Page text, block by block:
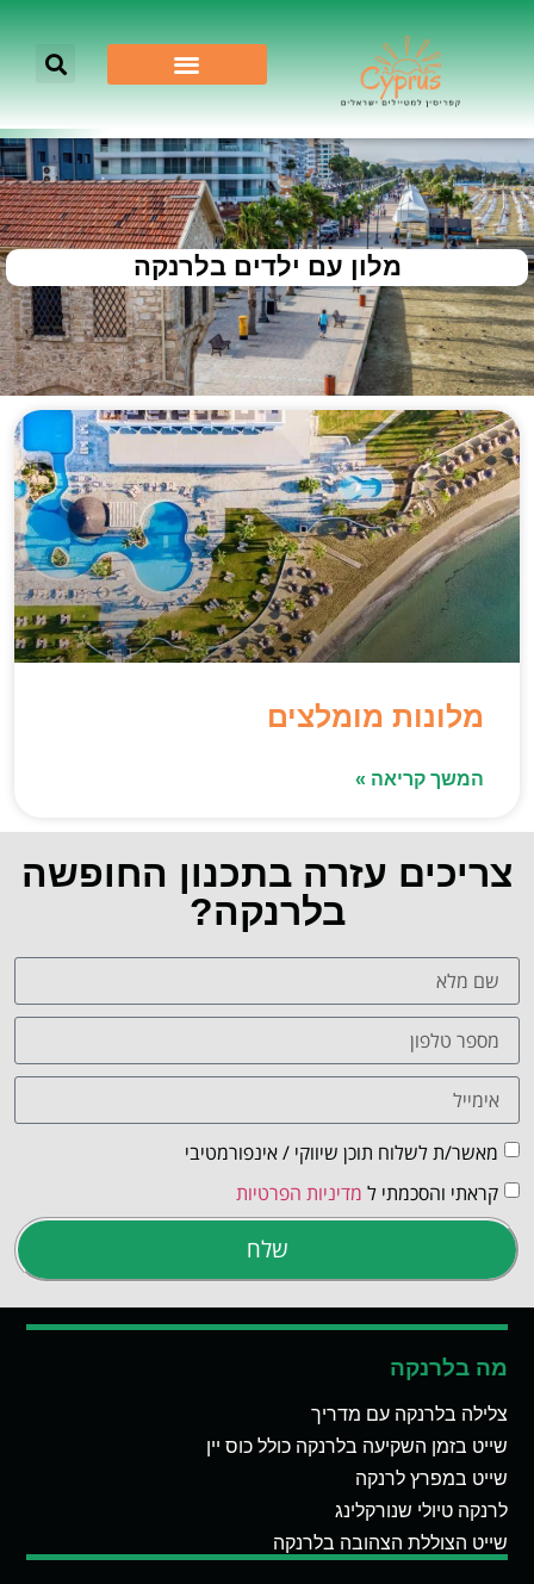
מלון עם ילדים בלרנקה
מלונות מומלצים
המשך קריאה »
צריכים עזרה בתכנון החופשה
בלרנקה?
מאשר/ת לשלוח תוכן שיווקי / אינפורמטיבי
קראתי והסכמתי ל מדיניות הפרטיות
שלח
מה בלרנקה
צלילה בלרנקה עם מדריך
שייט בזמן השקיעה בלרנקה כולל כוס יין
שייט במפרץ לרנקה
לרנקה טיולי שנורקלינג
שייט הצוללת הצהובה בלרנקה